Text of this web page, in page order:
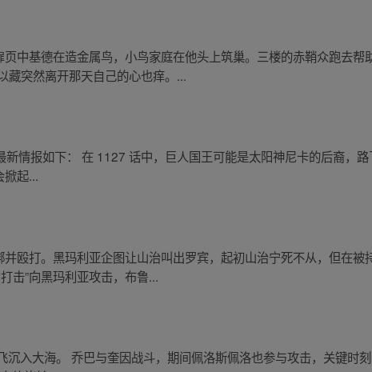
中基德在造金属鸟，小鸟家庭在他头上筑巢。三楼的赤鞘众跑去帮
藏突然离开那天自己的心也痒。...
情报如下： 在 1127 话中，巨人国王可能是太阳神尼卡的后裔，
掀起...
殴打。黑玛利亚企图让山治叫出罗宾，起初山治宁死不从，但在被
击”向黑玛利亚攻击，布鲁...
入大海。 乔巴与奎因战斗，期间佩洛斯佩洛也参与攻击，关键时